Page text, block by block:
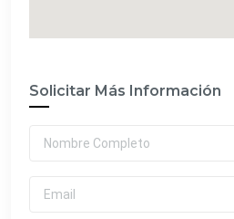
Solicitar Más Información